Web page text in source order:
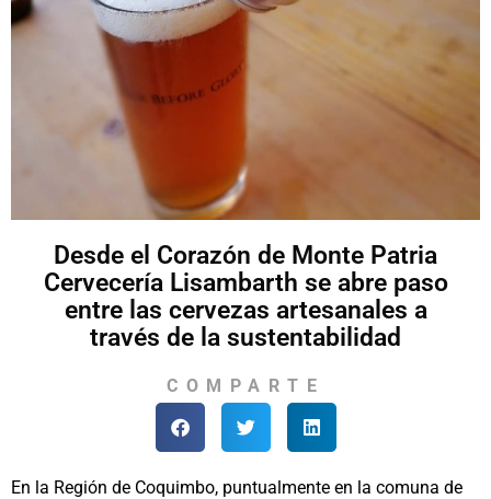
Desde el Corazón de Monte Patria
Cervecería Lisambarth se abre paso
entre las cervezas artesanales a
través de la sustentabilidad
COMPARTE
En la Región de Coquimbo, puntualmente en la comuna de